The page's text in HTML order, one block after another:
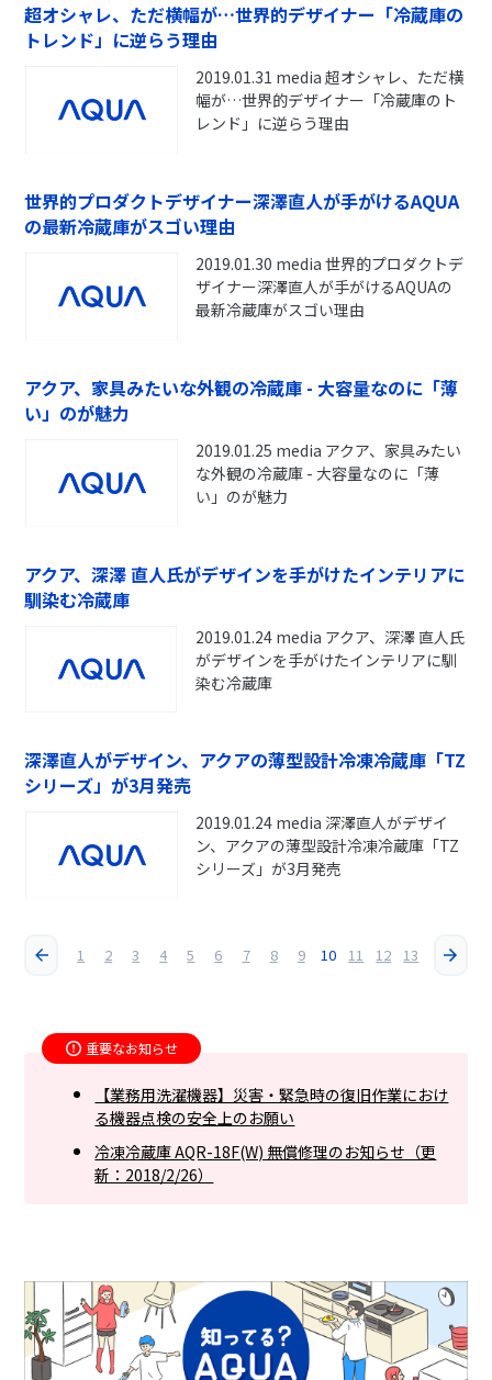
超オシャレ、ただ横幅が…世界的デザイナー「冷蔵庫の
トレンド」に逆らう理由
2019.01.31 media 超オシャレ、ただ横
幅が…世界的デザイナー「冷蔵庫のト
レンド」に逆らう理由
世界的プロダクトデザイナー深澤直人が手がけるAQUA
の最新冷蔵庫がスゴい理由
2019.01.30 media 世界的プロダクトデ
ザイナー深澤直人が手がけるAQUAの
最新冷蔵庫がスゴい理由
アクア、家具みたいな外観の冷蔵庫 - 大容量なのに「薄
い」のが魅力
2019.01.25 media アクア、家具みたい
な外観の冷蔵庫 - 大容量なのに「薄
い」のが魅力
アクア、深澤 直人氏がデザインを手がけたインテリアに
馴染む冷蔵庫
2019.01.24 media アクア、深澤 直人氏
がデザインを手がけたインテリアに馴
染む冷蔵庫
深澤直人がデザイン、アクアの薄型設計冷凍冷蔵庫「TZ
シリーズ」が3月発売
2019.01.24 media 深澤直人がデザイ
ン、アクアの薄型設計冷凍冷蔵庫「TZ
シリーズ」が3月発売
1 2 3 4 5 6 7 8 9 10 11 12 13
重要なお知らせ
【業務用洗濯機器】災害・緊急時の復旧作業におけ
る機器点検の安全上のお願い
冷凍冷蔵庫 AQR-18F(W) 無償修理のお知らせ（更
新：2018/2/26）